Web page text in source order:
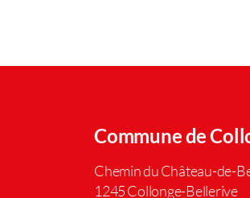
Commune de
Chemin du Château-de-
1245 Collonge-Bellerive